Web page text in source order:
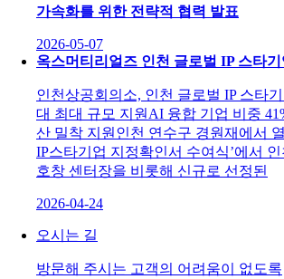
가속화를 위한 전략적 협력 발표
2026-05-07
옥스머티리얼즈 인천 글로벌 IP 스타기
인천상공회의소, 인천 글로벌 IP 스타
대 최대 규모 지원AI 융합 기업 비중
산 밀착 지원인천 연수구 경원재에서
IP스타기업 지정확인서 수여식’에서
호창 센터장을 비롯해 신규로 선정된
2026-04-24
오시는 길
방문해 주시는 고객의 어려움이 없도록